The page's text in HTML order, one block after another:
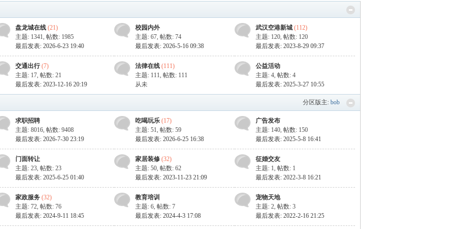
黄泥巴
顺其自然2291
大米粒
刘洋9457
微瀾
满满7958
小小呗、（子规
盘龙城在线 (21)
主题: 1341, 帖数: 1985
最后发表: 2026-6-23 19:40
校园内外
主题: 67, 帖数: 74
最后发表: 2026-5-16 09:38
武汉空港新城 (112)
主题: 120, 帖数: 120
最后发表: 2023-8-29 09:37
交通出行(7)
主题: 17, 帖数: 21
最后发表: 2023-12-16 20:19
法律在线 (111)
主题: 111, 帖数: 111
从未
公益活动
主题: 4, 帖数: 4
最后发表: 2025-3-27 10:55
分区版主: bob
求职招聘
主题: 8016, 帖数: 9408
最后发表: 2026-7-30 23:19
吃喝玩乐 (17)
主题: 51, 帖数: 59
最后发表: 2026-6-25 16:38
广告发布
主题: 140, 帖数: 150
最后发表: 2025-5-8 16:41
门面转让
主题: 23, 帖数: 23
最后发表: 2025-6-25 01:40
家居装修 (32)
主题: 50, 帖数: 62
最后发表: 2023-11-23 21:09
征婚交友
主题: 1, 帖数: 1
最后发表: 2022-3-8 16:21
家政服务 (32)
主题: 72, 帖数: 76
最后发表: 2024-9-11 18:45
教育培训
主题: 6, 帖数: 7
最后发表: 2024-4-3 17:08
宠物天地
主题: 2, 帖数: 3
最后发表: 2022-2-16 21:25